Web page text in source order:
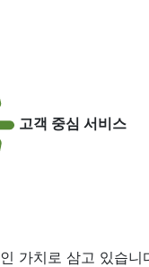
고객 중심 서비스
가치로 삼고 있습